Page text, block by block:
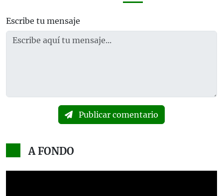
Escribe tu mensaje
Publicar comentario
A FONDO